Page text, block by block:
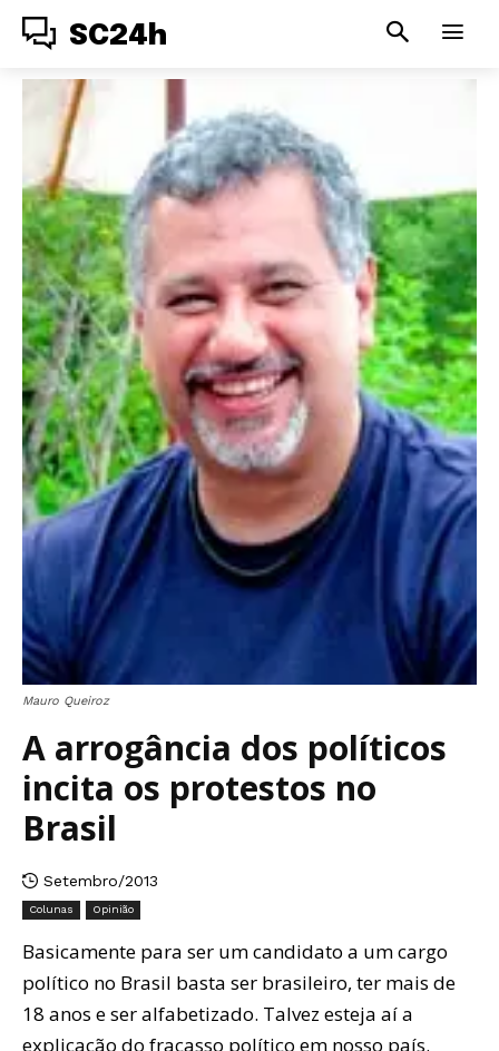
SC24h
Mauro Queiroz
A arrogância dos políticos
incita os protestos no
Brasil
Setembro/2013
Colunas Opinião
Basicamente para ser um candidato a um cargo
político no Brasil basta ser brasileiro, ter mais de
18 anos e ser alfabetizado. Talvez esteja aí a
explicação do fracasso político em nosso país.